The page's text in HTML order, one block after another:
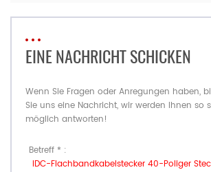
EINE NACHRICHT SCHICKEN
Wenn Sie Fragen oder Anregungen haben,
Sie uns eine Nachricht, wir werden Ihnen so
möglich antworten!
Betreff * :
IDC-Flachbandkabelstecker 40-Poliger